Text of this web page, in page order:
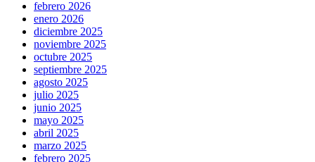
febrero 2026
enero 2026
diciembre 2025
noviembre 2025
octubre 2025
septiembre 2025
agosto 2025
julio 2025
junio 2025
mayo 2025
abril 2025
marzo 2025
febrero 2025